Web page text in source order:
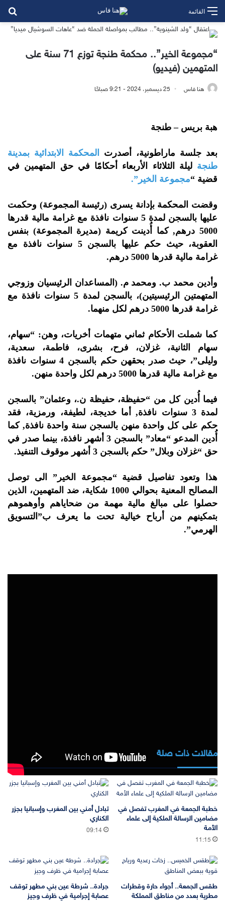
القائمة
“مجموعة الخير”.. محكمة طنجة توزع 71 سنة على
المتهمين (فيديو)
هنا فاس 25 ديسمبر، 2024 - 9:21 صباحًا
هبة بريس – طنجة
بعد جلسة ماراطونية، أصدرت
المحكمة الابتدائية بمدينة
طنجةليلة الثلاثاء الأربعاء أحكامًا في حق المتهمين في
قضية “مجموعة الخير”.
وقضت المحكمة بإدانة يسرى (رئيسة المجموعة) وحكمت
عليها بالسجن لمدة 5 سنوات نافذة مع غرامة مالية قدرها
5000 درهم, كما أُدينت كريمة (مديرة المجموعة) بنفس
العقوبة، حيث حكم عليها بالسجن 5 سنوات نافذة مع
غرامة مالية قدرها 5000 درهم.
وأدين محمد ب. ومحمد م. (المساعدان الرئيسيان وزوجي
المتهمتين الرئيسيتين)، بالسجن لمدة 5 سنوات نافذة مع
غرامة قدرها 5000 درهم لكل منهما.
كما شملت الأحكام ثماني متهمات أخريات، وهن: “سهام،
سهام الثانية، غزلان، فرح، بشرى، فاطمة، سعدية،
وليلى”، حيث صدر بحقهن حكم بالسجن 4 سنوات نافذة
مع غرامة مالية قدرها 5000 درهم لكل واحدة منهن.
فيما أُدين كل من “حفيظة، حفيظة ن.، وعثمان” بالسجن
لمدة 3 سنوات نافذة, أما خديجة، لطيفة، ورمزية، فقد
حكم على كل واحدة منهن بالسجن سنة واحدة نافذة, كما
أُدين المدعو “معاد” بالسجن 3 أشهر نافذة، بينما صدر في
حق “غزلان وبلال” حكم بالسجن 3 أشهر موقوف التنفيذ.
هذا وتعود تفاصيل قضية “مجموعة الخير” الى توصل
المصالح المعنية بحوالي 1000 شكاية، ضد المتهمين، الذين
حصلوا على مبالغ مالية مهمة من ضحاياهم وأوهموهم
بتمكينهم من أرباح خيالية تحت ما يعرف ب”التسويق
الهرمي”.
مقالات ذات صلة
خطبة الجمعة في المغرب تفصل في
مضامين الرسالة الملكية إلى علماء
الأمة
11:15
تبادل أمني بين المغرب وإسبانيا بجزر
الكناري
09:14
طقس الجمعة.. أجواء حارة وقطرات
مطرية بعدد من مناطق المملكة
جرادة.. شرطة عين بني مطهر توقف
عصابة إجرامية في ظرف وجيز